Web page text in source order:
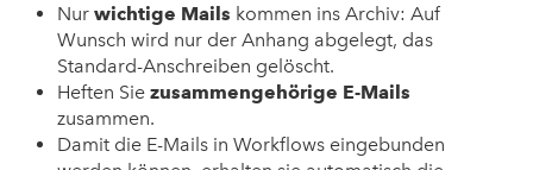
Nur wichtige Mails kommen ins Archiv: Auf
Wunsch wird nur der Anhang abgelegt, das
Standard-Anschreiben gelöscht.
Heften Sie zusammengehörige E-Mails
zusammen.
Damit die E-Mails in Workflows eingebunden